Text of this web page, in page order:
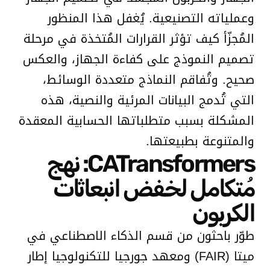
وعملياته التصنيعية. يُغفل هذا المنظور
المُجزّأ كيف تؤثر القرارات المُتخذة في مرحلة
تصميم النموذج على كفاءة الجهاز، والعكس
صحيح. وتُفاقم النماذج متعددة الوسائط،
التي تُدمج البيانات المرئية والنصية، هذه
المشكلة بسبب متطلباتها الحسابية المعقدة
والمتنوعة بطبيعتها.
CATransformers: نهج
مُتكامل لخفض انبعاثات
الكربون
طوّر باحثون من قسم الذكاء الاصطناعي في
ميتا (FAIR) ومعهد جورجيا للتكنولوجيا إطار